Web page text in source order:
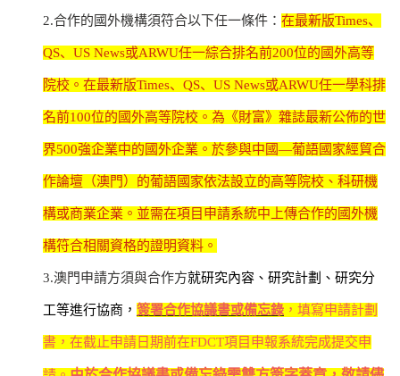
2.合作的國外機構須符合以下任一條件： 在最新版Times、
QS、 US News或ARWU任一綜合排名前200位的國外高等
院校。在最新版Times、 QS、 US News或ARWU任一學科排
名前100位的國外高等院校。為《財富》雜誌最新公佈的世
界500強企業中的國外企業。於參與中國—葡語國家經貿合
作論壇（澳門）的葡語國家依法設立的高等院校、科研機
構或商業企業。並需在項目申請系統中上傳合作的國外機
構符合相關資格的證明資料。
3.澳門申請方須與合作方就研究內容、研究計劃、研究分
工等進行協商， 簽署合作協議書或備忘錄 ，填寫申請計劃
書，在截止申請日期前在FDCT項目申報系統完成提交申